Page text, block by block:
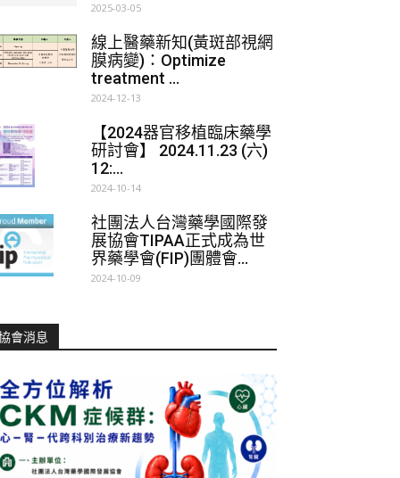
2025-03-05
線上醫藥新知(黃斑部視網
膜病變)：Optimize
treatment ...
2024-12-13
【2024器官移植臨床藥學
研討會】 2024.11.23 (六)
12:...
2024-10-14
社團法人台灣藥學國際發
展協會TIPAA正式成為世
界藥學會(FIP)團體會...
2024-10-09
會消息